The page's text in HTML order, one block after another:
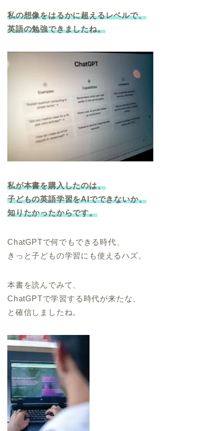
私の想像をはるかに超えるレベルで、
英語の勉強できましたね。
私が本書を購入したのは、
子どもの英語学習をAIでできないか、
知りたかったからです。
ChatGPTで何でもできる時代、
きっと子どもの学習にも使えるハズ。
本書を読んでみて、
ChatGPTで学習する時代が来たな、
と確信しましたね。